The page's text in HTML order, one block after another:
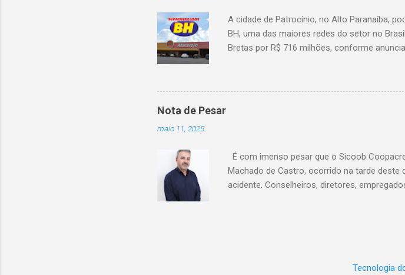
A cidade de Patrocínio, no Alto Paranaíba,
BH, uma das maiores redes do setor no
Bretas por R$ 716 milhões, conforme
Atacarejo, localizado na Avenida Altino
existe a possibilidade de que essa unidade
Carrefour, que faturou R$ ...
Nota de Pesar
maio 11, 2025
É com imenso pesar que o Sicoob
Machado de Castro, ocorrido na tarde deste
acidente. Conselheiros, diretores,
Celio de Castro foi um verdadeiro pilar da
sobre o velório e sepultamento serãoTecnologia